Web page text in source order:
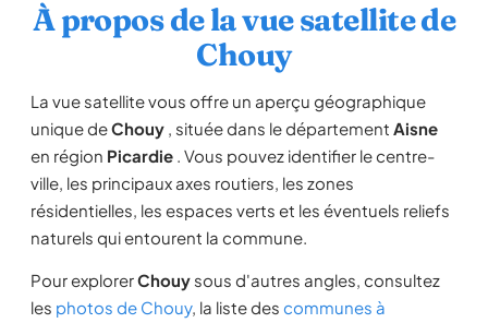
À propos de la vue satellite de
Chouy
La vue satellite vous offre un aperçu géographique
unique deChouy , située dans le département Aisne
en région Picardie . Vous pouvez identifier le centre-
ville, les principaux axes routiers, les zones
résidentielles, les espaces verts et les éventuels reliefs
naturels qui entourent la commune.
Pour explorerChouy sous d'autres angles, consultez
les photos de Chouy, la liste des communes à